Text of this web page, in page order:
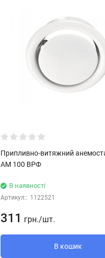
Припливно-витяжний
АМ 100 ВРФ
В наявності
Артикул:: 1122521
311 грн./шт.
В кошик